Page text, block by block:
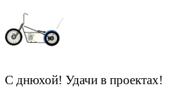
С днюхой! Удачи в проектах!